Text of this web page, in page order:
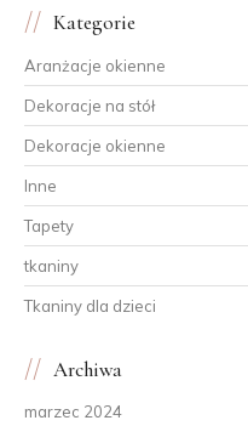
Kategorie
Aranżacje okienne
Dekoracje na stół
Dekoracje okienne
Inne
Tapety
tkaniny
Tkaniny dla dzieci
Archiwa
marzec 2024